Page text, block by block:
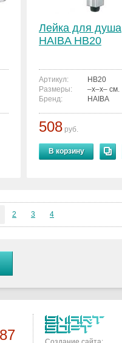
Лейка для душа
HAIBA HB20
Артикул:
HB20
Размеры:
–x–x– см.
Бренд:
HAIBA
508 руб.
В корзину
2 3 4